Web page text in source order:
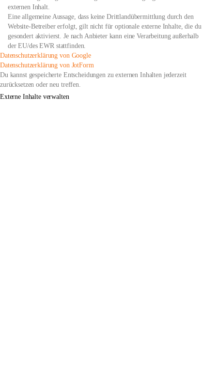
externen Inhalt.
Eine allgemeine Aussage, dass keine Drittlandübermittlung durch den
Website-Betreiber erfolgt, gilt nicht für optionale externe Inhalte, die du
gesondert aktivierst. Je nach Anbieter kann eine Verarbeitung außerhalb
der EU/des EWR stattfinden.
Datenschutzerklärung von Googleöffnet
in
neuem
Datenschutzerklärung von JotFormöffnet
in
Du kannst gespeicherte Entscheidungen zu externen Inhalten jederzeit
zurücksetzen oder neu treffen.
Externe Inhalte verwalten